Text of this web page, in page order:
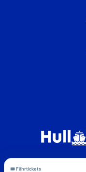
🎟️ Fährtickets